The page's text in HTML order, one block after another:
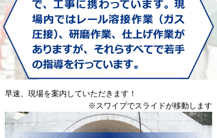
早速、現場を案内していただきます！
※スワイプでスライドが移動します